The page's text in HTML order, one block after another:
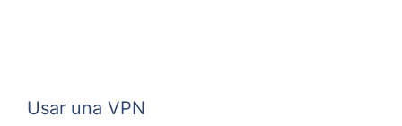
Usar una VPN